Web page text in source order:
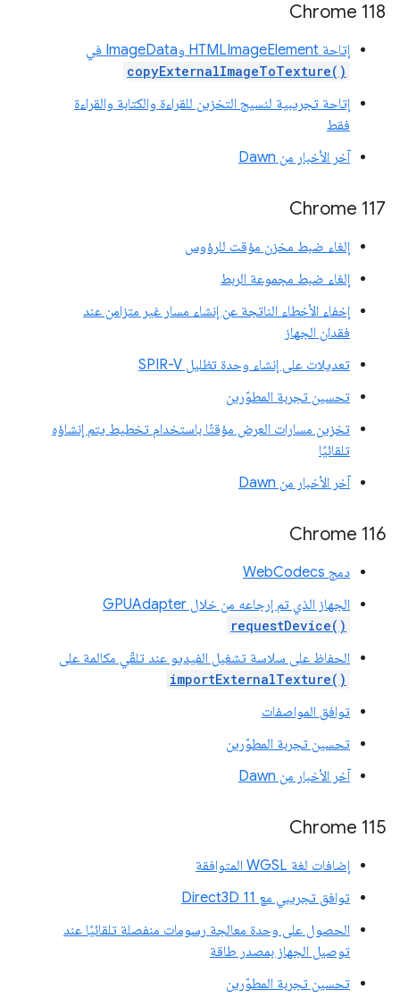
‫Chrome 118
إتاحة HTMLImageElement وImageData في
copyExternalImageToTexture()
إتاحة تجريبية لنسيج التخزين للقراءة والكتابة والقراءة
فقط
آخر الأخبار من Dawn
‫Chrome 117
إلغاء ضبط مخزن مؤقت للرؤوس
إلغاء ضبط مجموعة الربط
إخفاء الأخطاء الناتجة عن إنشاء مسار غير متزامن عند
فقدان الجهاز
تعديلات على إنشاء وحدة تظليل SPIR-V
تحسين تجربة المطوّرين
تخزين مسارات العرض مؤقتًا باستخدام تخطيط يتم إنشاؤه
تلقائيًا
آخر الأخبار من Dawn
Chrome 116
دمج WebCodecs
الجهاز الذي تم إرجاعه من خلال GPUAdapter
requestDevice()
الحفاظ على سلاسة تشغيل الفيديو عند تلقّي مكالمة على
importExternalTexture()
توافق المواصفات
تحسين تجربة المطوّرين
آخر الأخبار من Dawn
Chrome 115
إضافات لغة WGSL المتوافقة
توافق تجريبي مع Direct3D 11
الحصول على وحدة معالجة رسومات منفصلة تلقائيًا عند
توصيل الجهاز بمصدر طاقة
تحسين تجربة المطوّرين